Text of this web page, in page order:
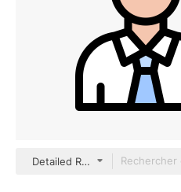
Detailed Rounded Lineal color